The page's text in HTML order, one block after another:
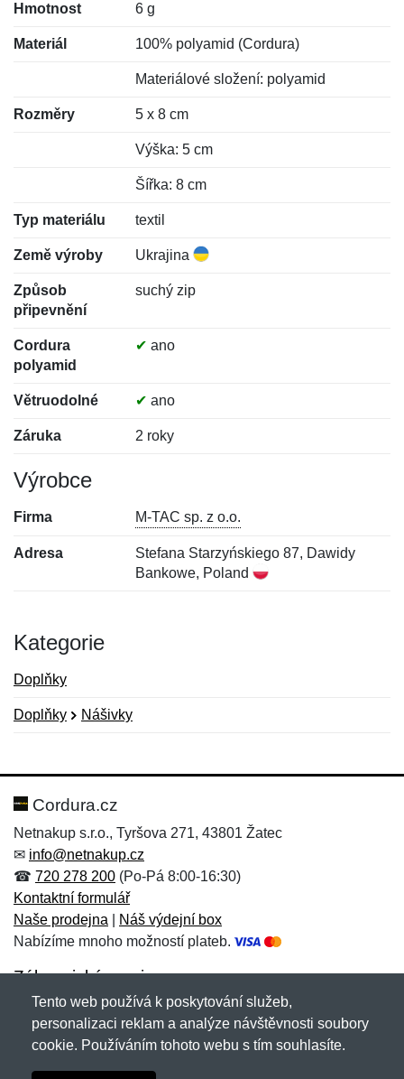
Hmotnost 6 g
Materiál 100% polyamid (Cordura)
Materiálové složení: polyamid
Rozměry 5 x 8 cm
Výška: 5 cm
Šířka: 8 cm
Typ materiálu textil
Země výroby Ukrajina
Způsob
připevnění
suchý zip
Cordura
polyamid
✔ ano
Větruodolné ✔ ano
Záruka 2 roky
Výrobce
Firma M-TAC sp. z o.o.
Adresa
Stefana Starzyńskiego 87, Dawidy
Bankowe, Poland
Kategorie
Doplňky
Doplňky Nášivky
Hodnocení:
Jméno: *
Zpráva*
Jméno:
E-mail:*
Cordura.cz
Netnakup s.r.o., Tyršova 271, 43801 Žatec
✉ info@netnakup.cz
☎ 720 278 200 (Po-Pá 8:00-16:30)
Kontaktní formulář
Naše prodejna
Náš výdejní box
Nabízíme mnoho možností plateb.
Zákaznický servis
Novinky emailem
Tento web používá k poskytování služeb,
personalizaci reklam a analýze návštěvnosti soubory
cookie. Používáním tohoto webu s tím souhlasíte.